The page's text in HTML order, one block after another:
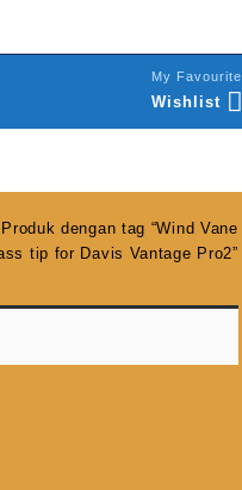
My Favourite
Wishlist
dengan tag “Wind Vane
tip for Davis Vantage Pro2”